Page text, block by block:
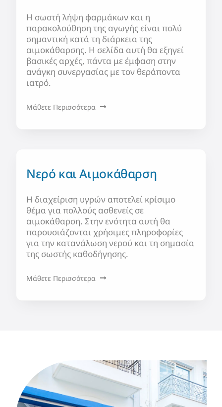
Η σωστή λήψη φαρμάκων και η
παρακολούθηση της αγωγής είναι πολύ
σημαντική κατά τη διάρκεια της
αιμοκάθαρσης. Η σελίδα αυτή θα εξηγεί
βασικές αρχές, πάντα με έμφαση στην
ανάγκη συνεργασίας με τον θεράποντα
ιατρό.
Μάθετε Περισσότερα
Νερό και Αιμοκάθαρση
Η διαχείριση υγρών αποτελεί κρίσιμο
θέμα για πολλούς ασθενείς σε
αιμοκάθαρση. Στην ενότητα αυτή θα
παρουσιάζονται χρήσιμες πληροφορίες
για την κατανάλωση νερού και τη σημασία
της σωστής καθοδήγησης.
Μάθετε Περισσότερα